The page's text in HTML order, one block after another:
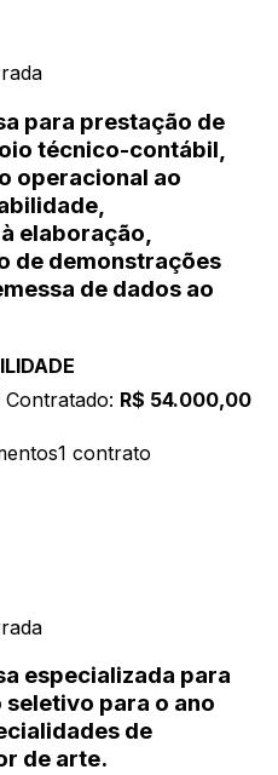
para prestação de
técnico-contábil,
operacional ao
elaboração,
de demonstrações
de dados ao
Contratado: R$ 54.000,00
os1 contrato
especializada para
para o ano
de
de arte.